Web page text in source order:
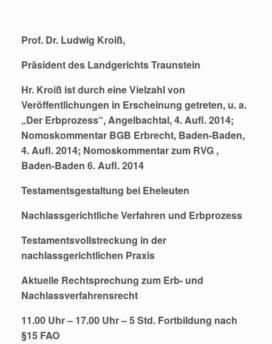
Prof. Dr. Ludwig Kroiß,
Präsident des Landgerichts Traunstein
Hr. Kroiß ist durch eine Vielzahl von
Veröffentlichungen in Erscheinung getreten, u. a.
„Der Erbprozess“, Angelbachtal, 4. Aufl. 2014;
Nomoskommentar BGB Erbrecht, Baden-Baden,
4. Aufl. 2014; Nomoskommentar zum RVG ,
Baden-Baden 6. Aufl. 2014
Testamentsgestaltung bei Eheleuten
Nachlassgerichtliche Verfahren und Erbprozess
Testamentsvollstreckung in der
nachlassgerichtlichen Praxis
Aktuelle Rechtsprechung zum Erb- und
Nachlassverfahrensrecht
11.00 Uhr – 17.00 Uhr – 5 Std. Fortbildung nach
§15 FAO